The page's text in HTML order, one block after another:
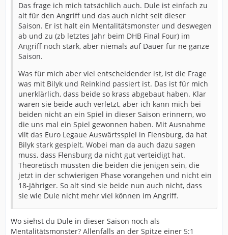
Das frage ich mich tatsächlich auch. Dule ist einfach zu
alt für den Angriff und das auch nicht seit dieser
Saison. Er ist halt ein Mentalitätsmonster und deswegen
ab und zu (zb letztes Jahr beim DHB Final Four) im
Angriff noch stark, aber niemals auf Dauer für ne ganze
Saison.
Was für mich aber viel entscheidender ist, ist die Frage
was mit Bilyk und Reinkind passiert ist. Das ist für mich
unerklärlich, dass beide so krass abgebaut haben. Klar
waren sie beide auch verletzt, aber ich kann mich bei
beiden nicht an ein Spiel in dieser Saison erinnern, wo
die uns mal ein Spiel gewonnen haben. Mit Ausnahme
vllt das Euro Legaue Auswärtsspiel in Flensburg, da hat
Bilyk stark gespielt. Wobei man da auch dazu sagen
muss, dass Flensburg da nicht gut verteidigt hat.
Theoretisch müssten die beiden die jenigen sein, die
jetzt in der schwierigen Phase vorangehen und nicht ein
18-Jähriger. So alt sind sie beide nun auch nicht, dass
sie wie Dule nicht mehr viel können im Angriff.
Wo siehst du Dule in dieser Saison noch als
Mentalitätsmonster? Allenfalls an der Spitze einer 5:1